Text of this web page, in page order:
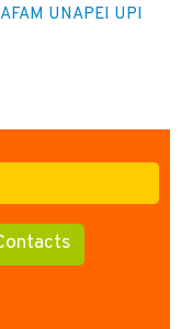
UNAPEI UPI